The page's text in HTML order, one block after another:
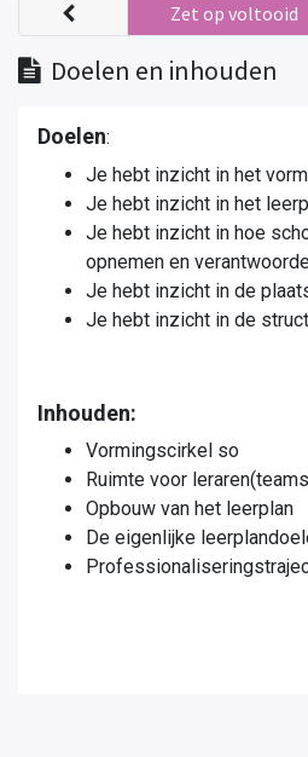
Doelen en inhouden
Zet op voltooid
Doelen:
Je hebt inzicht in het
Je hebt inzicht in het
Je hebt inzicht in hoe
opnemen en
Je hebt inzicht in de
Je hebt inzicht in de
Inhouden:
Vormingscirkel so
Ruimte voor
Opbouw van het leerplan
De eigenlijke